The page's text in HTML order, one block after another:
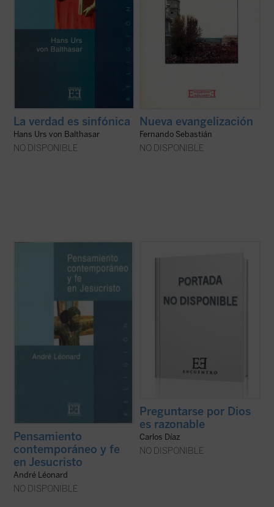
La verdad es sinfónica
Hans Urs von Balthasar
NO DISPONIBLE
Nueva evangelización
Fernando Sebastián
NO DISPONIBLE
hoy la cultura profana y cristiana de
Occidente, muchos buscan ---en vano---
puntos de referencia y se quejan de no
encontrarlos. André Léonard, en vez de
lamentarse por la confusión de los ...(ver
Pensamiento
contemporáneo y fe
en Jesucristo
André Léonard
NO DISPONIBLE
razonable
incluyen en sus pensamientos del día a día
dudas y cuestiones relativas al título de
Preguntarse por Dios
es razonable
Carlos Díaz
NO DISPONIBLE